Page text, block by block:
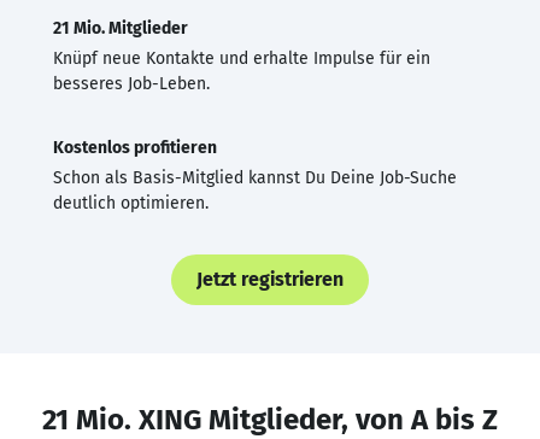
21 Mio. Mitglieder
Knüpf neue Kontakte und erhalte Impulse für ein
besseres Job-Leben.
Kostenlos profitieren
Schon als Basis-Mitglied kannst Du Deine Job-Suche
deutlich optimieren.
Jetzt registrieren
21 Mio. XING Mitglieder, von A bis Z